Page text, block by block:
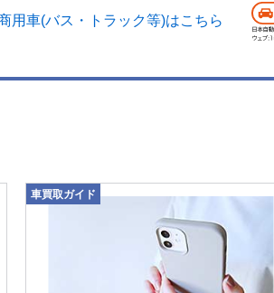
ンクラッディングを装
るスポーツクロノパッ
ランクマットも削除さ
ピーカー無しのサウン
ボGT専用となる。
用車(バス・トラック等)はこちら
車買取ガイド